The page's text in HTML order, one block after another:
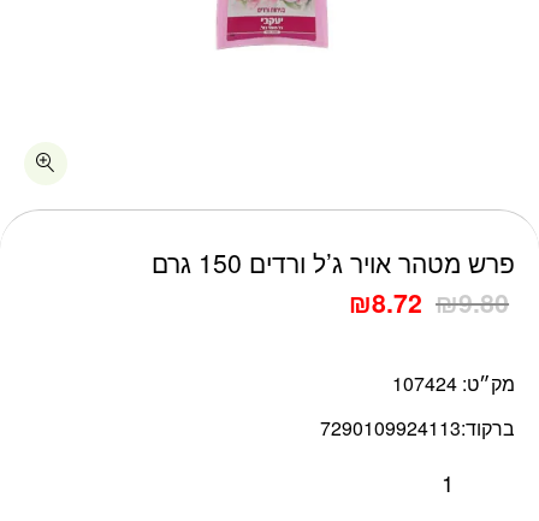
פרש מטהר אויר ג’ל ורדים 150 גרם
₪9.80
₪8.72
מק״ט: 107424
ברקוד:7290109924113
כמות פרש מטהר אויר ג'ל ורדים 150 גרם